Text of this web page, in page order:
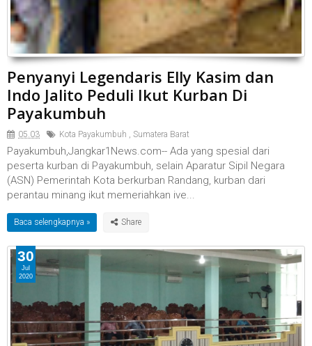
Penyanyi Legendaris Elly Kasim dan
Indo Jalito Peduli Ikut Kurban Di
Payakumbuh
05.03 Kota Payakumbuh , Sumatera Barat
Payakumbuh,Jangkar1News.com-- Ada yang spesial dari
peserta kurban di Payakumbuh, selain Aparatur Sipil Negara
(ASN) Pemerintah Kota berkurban Randang, kurban dari
perantau minang ikut memeriahkan ive...
Baca selengkapnya »
30
Jul
2020